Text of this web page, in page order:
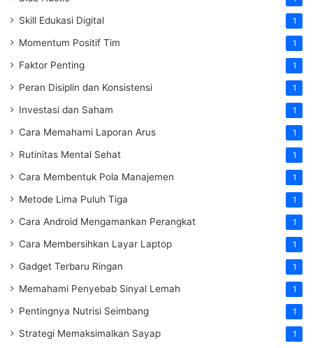
Skill Edukasi Digital 1
Momentum Positif Tim 1
Faktor Penting 1
Peran Disiplin dan Konsistensi 1
Investasi dan Saham 1
Cara Memahami Laporan Arus 1
Rutinitas Mental Sehat 1
Cara Membentuk Pola Manajemen 1
Metode Lima Puluh Tiga 1
Cara Android Mengamankan Perangkat 1
Cara Membersihkan Layar Laptop 1
Gadget Terbaru Ringan 1
Memahami Penyebab Sinyal Lemah 1
Pentingnya Nutrisi Seimbang 1
Strategi Memaksimalkan Sayap 1